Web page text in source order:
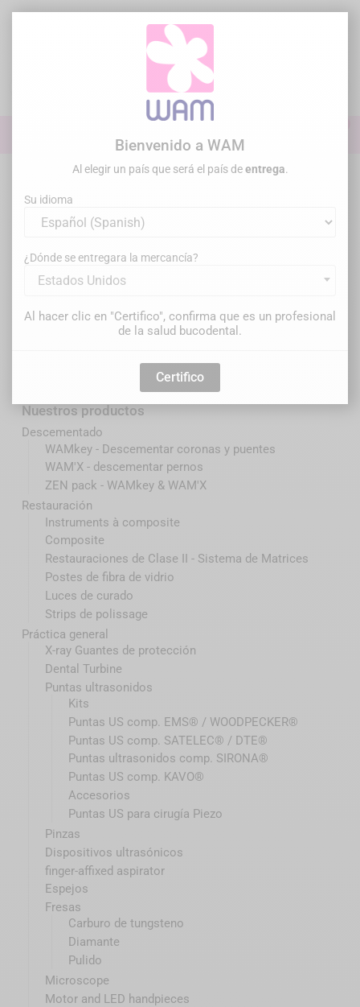
Mapa del sitio
Categorías
Évènements
Nuestros productos
Descementado
WAMkey - Descementar coronas y puentes
WAM'X - descementar pernos
ZEN pack - WAMkey & WAM'X
Restauración
Instruments à composite
Composite
Restauraciones de Clase II - Sistema de Matrices
Postes de fibra de vidrio
Luces de curado
Strips de polissage
Práctica general
X-ray Guantes de protección
Dental Turbine
Puntas ultrasonidos
Kits
Puntas US comp. EMS® / WOODPECKER®
Puntas US comp. SATELEC® / DTE®
Puntas ultrasonidos comp. SIRONA®
Puntas US comp. KAVO®
Accesorios
Puntas US para cirugía Piezo
Pinzas
Dispositivos ultrasónicos
finger-affixed aspirator
Espejos
Fresas
Carburo de tungsteno
Diamante
Pulido
Microscope
Motor and LED handpieces
Bienvenido a WAM
Al elegir un país que será el país deentrega.
Su idioma
¿Dónde se entregara la mercancía?
Estados Unidos
Al hacer clic en "Certifico", confirma que es un profesional
de la salud bucodental.
Certifico